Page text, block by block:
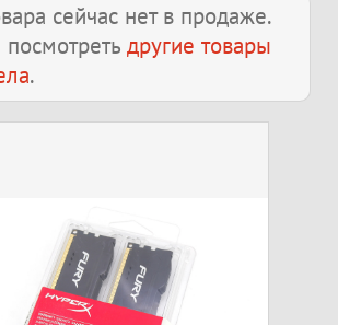
сейчас нет в продаже.
другие товары
.